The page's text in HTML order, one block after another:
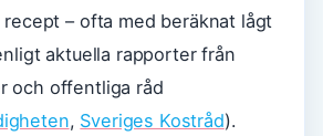
– ofta med beräknat lågt
aktuella rapporter från
och offentliga råd
, Sveriges Kostråd).